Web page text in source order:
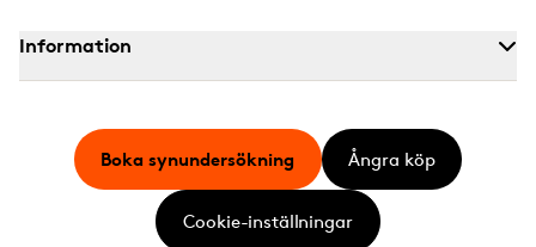
Information
Boka synundersökning Ångra köp
Cookie-inställningar